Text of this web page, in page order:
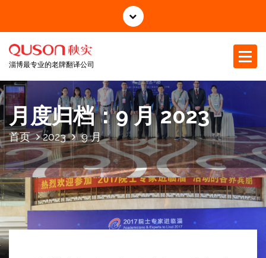
正
淄博最专业的老牌翻译公司
月度归档：9 月 2023
首页 2023 9 月